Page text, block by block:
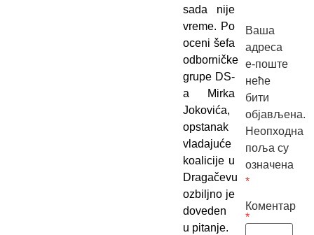
sada nije
vreme. Po
oceni šefa
odborničke
grupe DS-
a Mirka
Jokovića,
opstanak
vladajuće
koalicije u
Dragačevu
ozbiljno je
doveden
u pitanje.
Ваша
адреса
е-поште
неће
бити
објављена.
Неопходна
поља су
означена
*
Коментар
*